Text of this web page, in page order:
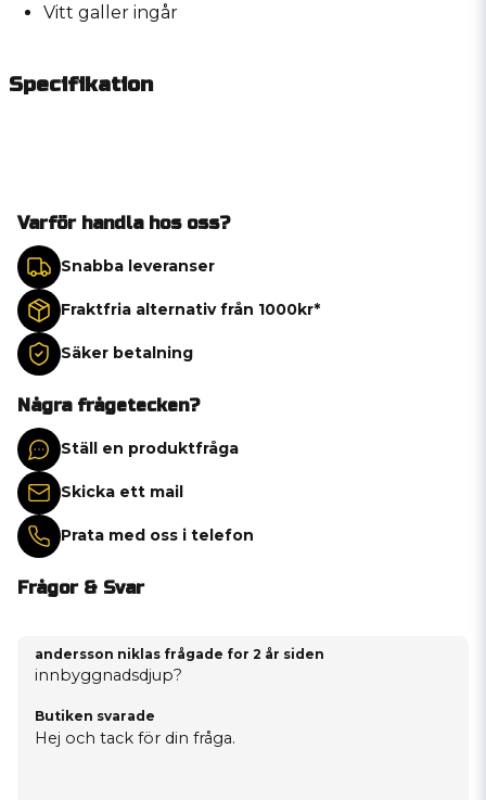
Vitt galler ingår
Specifikation
Varför handla hos oss?
Snabba leveranser
Fraktfria alternativ från 1000kr*
Säker betalning
Några frågetecken?
Ställ en produktfråga
Skicka ett mail
Prata med oss i telefon
Frågor & Svar
andersson niklas frågade for 2 år siden
innbyggnadsdjup?
Butiken svarade
Hej och tack för din fråga.